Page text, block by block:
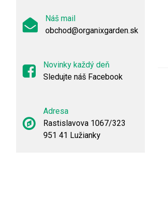
Náš mail
obchod@organixgarden.sk
Novinky každý deň
Sledujte náš Facebook
Adresa
Rastislavova 1067/323
951 41 Lužianky